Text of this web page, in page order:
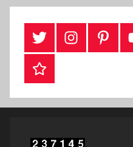
#TwitterInstagram
Webshop